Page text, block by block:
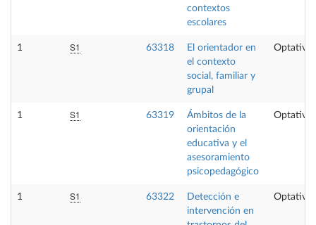
contextos
escolares
1 S1 63318
El orientador en
el contexto
social, familiar y
grupal
Optativa
1 S1 63319
Ámbitos de la
orientación
educativa y el
asesoramiento
psicopedagógico
Optativa
1 S1 63322
Detección e
intervención en
Optativa